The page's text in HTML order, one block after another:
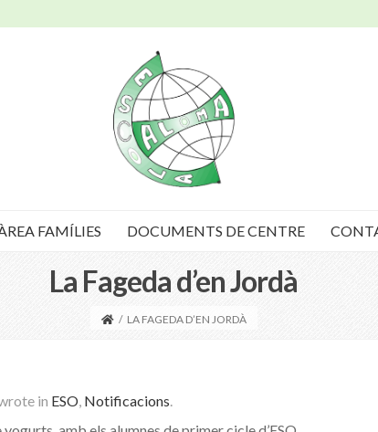
FAMÍLIES DOCUMENTS DE CENTRE
La Fageda d’en Jordà
/ LA FAGEDA D’EN JORDÀ
in ESO, Notificacions.